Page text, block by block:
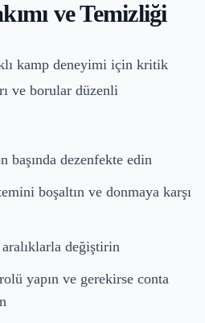
ve Temizliği
kamp deneyimi için kritik
ve borular düzenli
başında dezenfekte edin
boşaltın ve donmaya karşı
değiştirin
yapın ve gerekirse conta